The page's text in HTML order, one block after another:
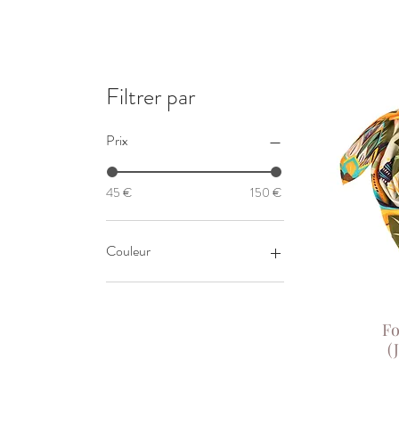
Filtrer par
Prix
45 € 150 €
Couleur
Beige